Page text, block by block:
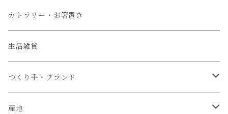
小皿
カトラリー・お箸置き
生活雑貨
つくり手・ブランド
石井菜摘
産地